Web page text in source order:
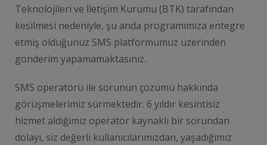
Teknolojileri ve İletişim Kurumu (BTK) tarafından
kesilmesi nedeniyle, şu anda programımıza entegre
etmiş olduğunuz SMS platformumuz üzerinden
gönderim yapamamaktasınız.
SMS operatörü ile sorunun çözümü hakkında
görüşmelerimiz sürmektedir. 6 yıldır kesintisiz
hizmet aldığımız operatör kaynaklı bir sorundan
dolayı, siz değerli kullanıcılarımızdan, yaşadığımız